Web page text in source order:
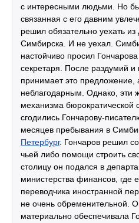
с интересными людьми. Но
связанная с его давним
решил обязательно уехать из
Симбирска. И не уехал.
настойчиво просил
секретаря. После раздумий и
принимает это предложение,
неблагодарным. Однако, эти
механизма бюрократической
сгодились Гончарову-
месяцев пребывания в
Петербург. Гончаров решил
чьей либо помощи строить
столицу он подался в
министерства финансов, где
переводчика иностранной
не очень обременительной.
материально обеспечивала